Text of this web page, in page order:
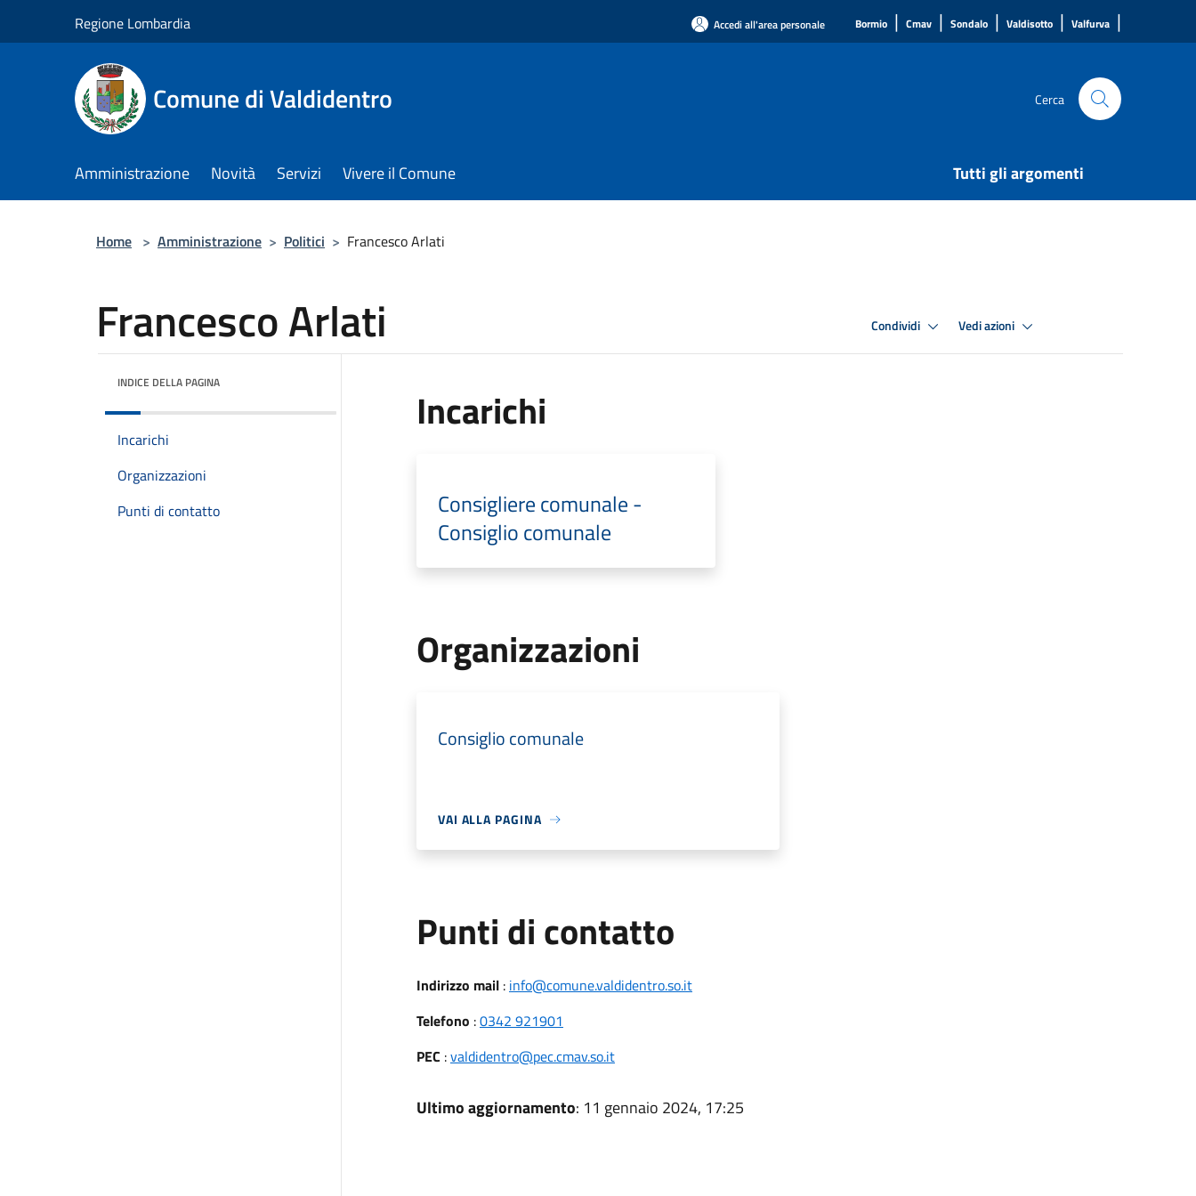
Regione Lombardia Accedi all'area personale Bormio | Cmav | Sondalo | Valdisotto | Valfurva |
Comune di Valdidentro Cerca
Amministrazione Novità Servizi Vivere il Comune Tutti gli argomenti
Home > Amministrazione > Politici > Francesco Arlati
Francesco Arlati Condividi Vedi azioni
INDICE DELLA PAGINA
Incarichi
Organizzazioni
Punti di contatto
Incarichi
Consigliere comunale -
Consiglio comunale
Organizzazioni
Consiglio comunale
VAI ALLA PAGINA
Punti di contatto
Indirizzo mail: info@comune.valdidentro.so.it
Telefono :0342 921901
PEC :valdidentro@pec.cmav.so.it
Ultimo aggiornamento: 11 gennaio 2024, 17:25